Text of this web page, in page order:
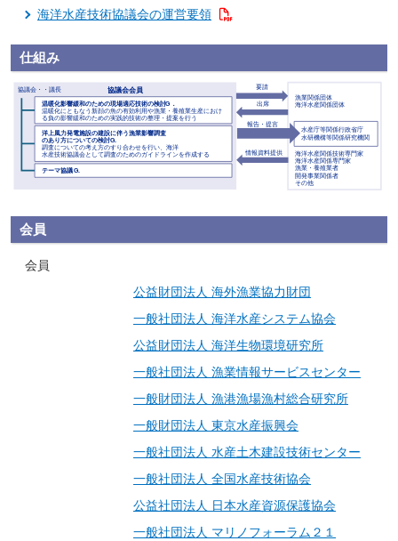
海洋水産技術協議会の運営要領
仕組み
協議会会員
協議会・・議長
温暖化影響緩和のための現場適応技術の検討G
温暖化にともなう新顔の魚の有効利用や漁業・養殖業生産におけ
る負の影響緩和のための実践的技術の整理・提案を行う
洋上風力発電施設の建設に伴う漁業影響調査
のあり方についての検討G.
調査についての考え方のすり合わせを行い、海洋
水産技術協議会として調査のためのガイドラインを作成する
テーマ協議G.
漁業関係団体
海洋水産関係団体
水産庁等関係行政省庁
水研機構等関係研究機関
海洋水産関係技術専門家
海洋水産関係専門家
漁業・養殖業者
開発事業関係者
その他
要請
出席
報告・提言
情報資料提供
会員
会員
公益財団法人 海外漁業協力財団
一般社団法人 海洋水産システム協会
公益財団法人 海洋生物環境研究所
一般社団法人 漁業情報サービスセンター
一般財団法人 漁港漁場漁村総合研究所
一般財団法人 東京水産振興会
一般社団法人 水産土木建設技術センター
一般社団法人 全国水産技術協会
公益社団法人 日本水産資源保護協会
一般社団法人 マリノフォーラム２１